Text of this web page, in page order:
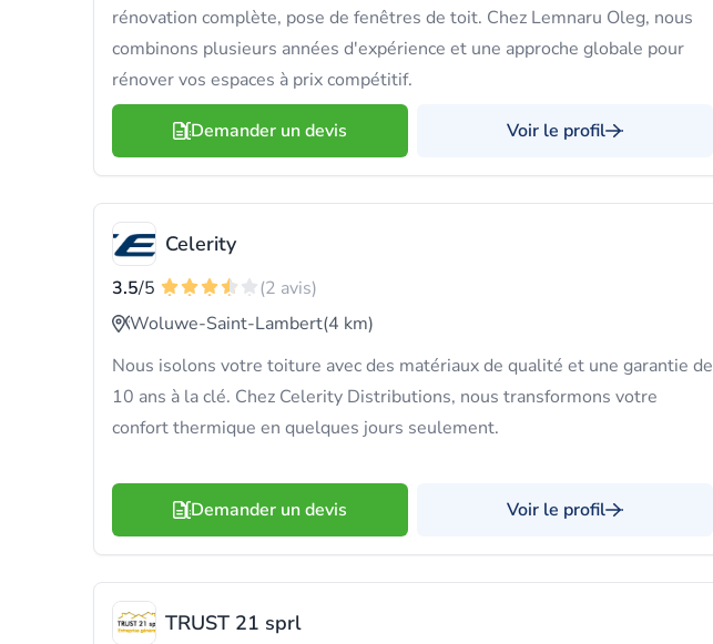
rénovation complète, pose de fenêtres de toit. Chez Lemnaru Oleg, nous
combinons plusieurs années d'expérience et une approche globale pour
rénover vos espaces à prix compétitif.
Demander un devis Voir le profil
Celerity
3.5/5
(2 avis)
Woluwe-Saint-Lambert(4 km)
Nous isolons votre toiture avec des matériaux de qualité et une garantie de
10 ans à la clé. Chez Celerity Distributions, nous transformons votre
confort thermique en quelques jours seulement.
Demander un devis Voir le profil
TRUST 21 sprl